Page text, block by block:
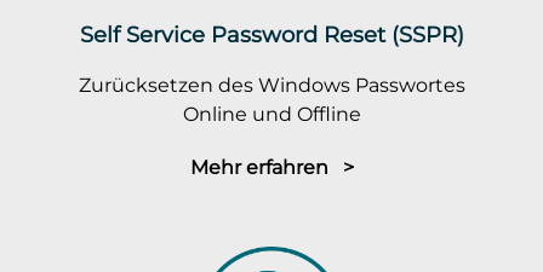
Self Service Password Reset (SSPR)
Zurücksetzen des Windows Passwortes
Online und Offline
Mehr erfahren >